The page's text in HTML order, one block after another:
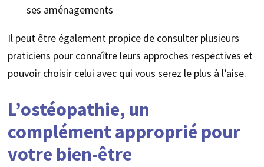
ses aménagements
Il peut être également propice de consulter plusieurs
praticiens pour connaître leurs approches respectives et
pouvoir choisir celui avec qui vous serez le plus à l’aise.
L’ostéopathie, un
complément approprié pour
votre bien-être